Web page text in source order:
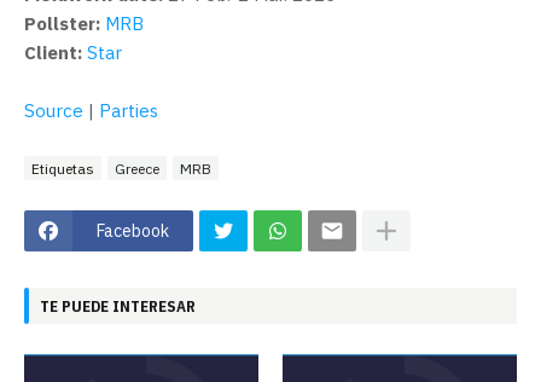
Pollster: MRB
Client: Star
Source | Parties
Etiquetas Greece MRB
Facebook
TE PUEDE INTERESAR